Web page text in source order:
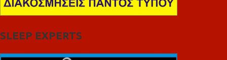
SLEEP EXPERTS